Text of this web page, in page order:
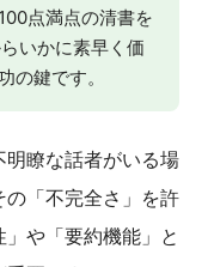
点満点の清書を
いかに素早く価
の鍵です。
瞭な話者がいる場
「不完全さ」を許
や「要約機能」と